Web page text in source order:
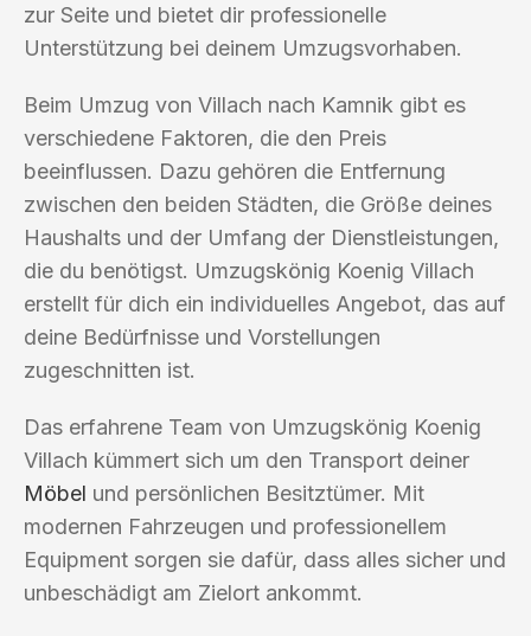
zur Seite und bietet dir professionelle
Unterstützung bei deinem Umzugsvorhaben.
Beim Umzug von Villach nach Kamnik gibt es
verschiedene Faktoren, die den Preis
beeinflussen. Dazu gehören die Entfernung
zwischen den beiden Städten, die Größe deines
Haushalts und der Umfang der Dienstleistungen,
die du benötigst. Umzugskönig Koenig Villach
erstellt für dich ein individuelles Angebot, das auf
deine Bedürfnisse und Vorstellungen
zugeschnitten ist.
Das erfahrene Team von Umzugskönig Koenig
Villach kümmert sich um den Transport deiner
Möbel und persönlichen Besitztümer. Mit
modernen Fahrzeugen und professionellem
Equipment sorgen sie dafür, dass alles sicher und
unbeschädigt am Zielort ankommt.